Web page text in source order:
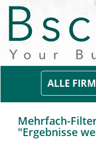
ALLE
Mehrfach-
"Ergebnisse